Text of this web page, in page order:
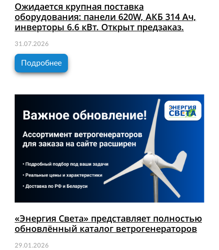
Ожидается крупная поставка
оборудования: панели 620W, АКБ 314 Ач,
инверторы 6.6 кВт. Открыт предзаказ.
31.07.2026
Подробнее
«Энергия Света» представляет полностью
обновлённый каталог ветрогенераторов
29.01.2026